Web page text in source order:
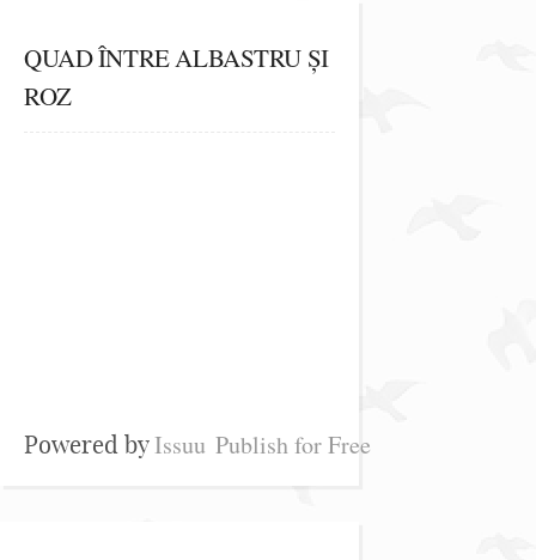
QUAD ÎNTRE ALBASTRU ȘI
ROZ
Powered byIssuu Publish for Free